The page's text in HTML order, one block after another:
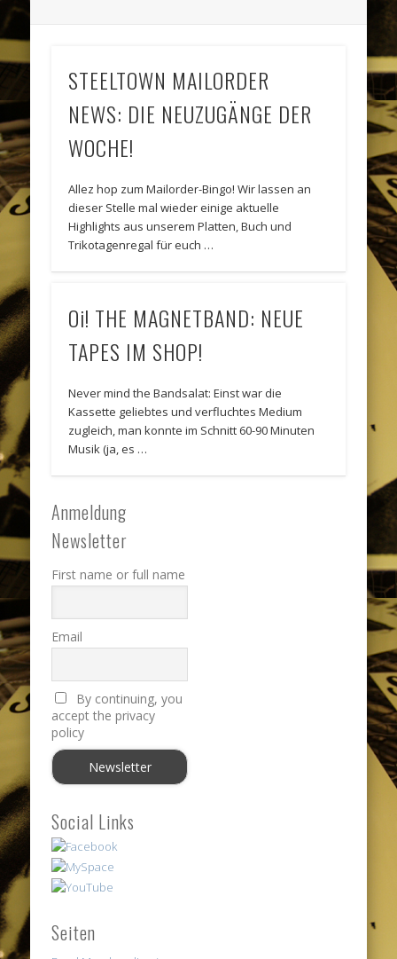
STEELTOWN MAILORDER
NEWS: DIE NEUZUGÄNGE DER
WOCHE!
Allez hop zum Mailorder-Bingo! Wir lassen an
dieser Stelle mal wieder einige aktuelle
Highlights aus unserem Platten, Buch und
Trikotagenregal für euch …
Oi! THE MAGNETBAND: NEUE
TAPES IM SHOP!
Never mind the Bandsalat: Einst war die
Kassette geliebtes und verfluchtes Medium
zugleich, man konnte im Schnitt 60-90 Minuten
Musik (ja, es …
Anmeldung
Newsletter
First name or full name
Email
By continuing, you
accept the privacy
policy
Social Links
Seiten